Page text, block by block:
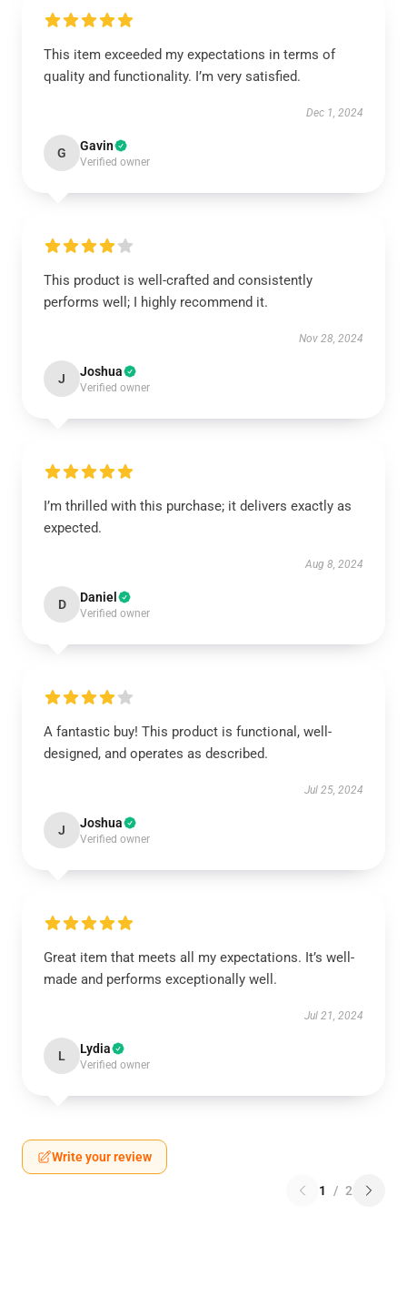
This item exceeded my expectations in terms of
quality and functionality. I’m very satisfied.
Dec 1, 2024
G Gavin
Verified owner
This product is well-crafted and consistently
performs well; I highly recommend it.
Nov 28, 2024
J Joshua
Verified owner
I’m thrilled with this purchase; it delivers exactly as
expected.
Aug 8, 2024
D Daniel
Verified owner
A fantastic buy! This product is functional, well-
designed, and operates as described.
Jul 25, 2024
J Joshua
Verified owner
Great item that meets all my expectations. It’s well-
made and performs exceptionally well.
Jul 21, 2024
L Lydia
Verified owner
Write your review
1 / 2